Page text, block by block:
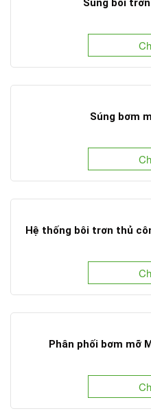
Súng bôi
Súng bơm
Hệ thống bôi trơn thủ
Phân phối bơm mỡ